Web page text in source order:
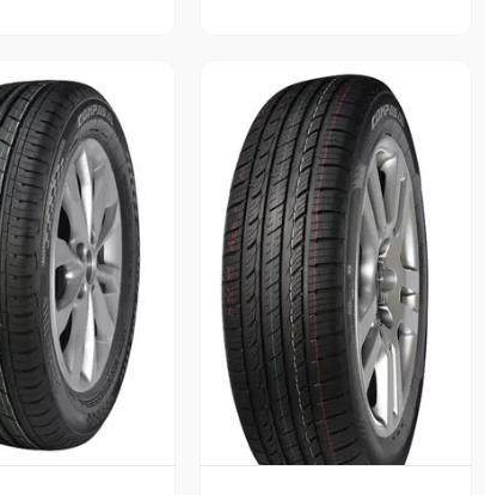
Vista Previa
Vista Previa